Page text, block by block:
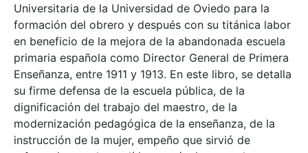
Universitaria de la Universidad de Oviedo para la
formación del obrero y después con su titánica labor
en beneficio de la mejora de la abandonada escuela
primaria española como Director General de Primera
Enseñanza, entre 1911 y 1913. En este libro, se detalla
su firme defensa de la escuela pública, de la
dignificación del trabajo del maestro, de la
modernización pedagógica de la enseñanza, de la
instrucción de la mujer, empeño que sirvió de